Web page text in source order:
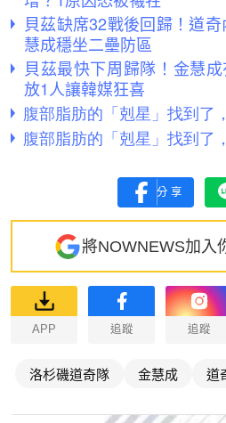
貝茲缺席32戰後回歸！道
慧成穩坐二壘防區
貝茲最快下周歸隊！金慧
放1人讓韓媒狂喜
分享
將NOWNEWS加入
APP 追蹤 追蹤
洛杉磯道奇隊 金慧成 道